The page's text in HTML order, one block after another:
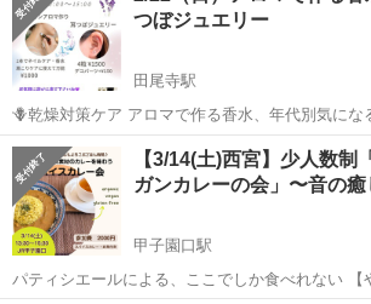
つぼジュエリー
田尾寺駅
🪻乾燥対策ケア アロマで作る香水、年代別気にな
に、まだまだ欠かせない保湿ケアに、持ち運び楽
香りも楽しめるオリジナルロールオンアロマを手作り
ボジュエリー 耳には全身とつなが...
兵庫 田尾寺駅 ワークショップ
【3/14(土)西宮】少人数制
ガンカレーの会」〜音の
甲子園口駅
パティシエールによる、ここでしか食べれない 【やさしいヴィーガン